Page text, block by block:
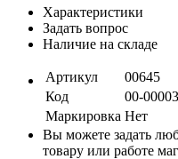
Характеристики
Задать вопрос
Наличие на складе
Артикул
00645
Код
00-
Маркировка Нет
Вы можете задать
товару или работе